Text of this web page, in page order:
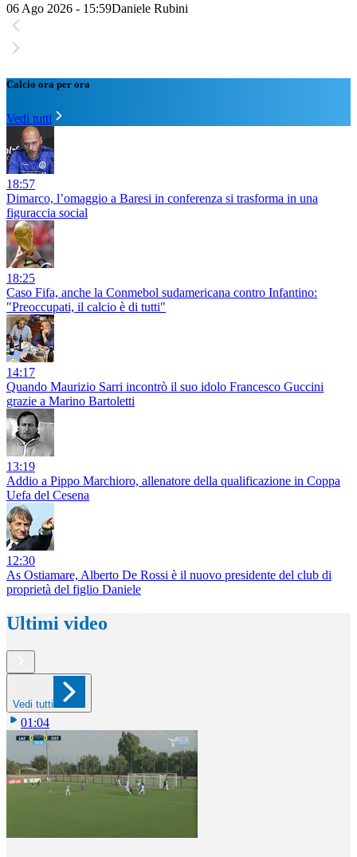
06 Ago 2026 - 15:59Daniele Rubini
Calcio ora per ora
Vedi tutti
18:57
Dimarco, l’omaggio a Baresi in conferenza si trasforma in una
figuraccia social
18:25
Caso Fifa, anche la Conmebol sudamericana contro Infantino:
"Preoccupati, il calcio è di tutti"
14:17
Quando Maurizio Sarri incontrò il suo idolo Francesco Guccini
grazie a Marino Bartoletti
13:19
Addio a Pippo Marchioro, allenatore della qualificazione in Coppa
Uefa del Cesena
12:30
As Ostiamare, Alberto De Rossi è il nuovo presidente del club di
proprietà del figlio Daniele
Ultimi video
Vedi tutti
01:04